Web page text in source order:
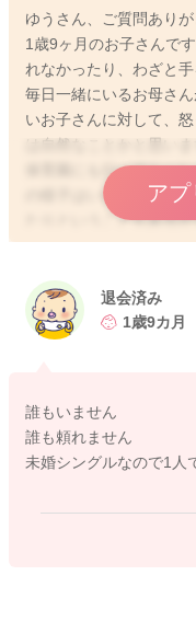
ゆうさん、ご質問ありが
1歳9ヶ月のお子さんで
れなかったり、わざと
毎日一緒にいるお母さ
いお子さんに対して、
は自然なことかと思いま
保育園にも行ってらっ
の様子はいかがでしょ
たりということもある
ご家族や友人、保育士
ア
退会済み
1歳9カ月
誰もいません
誰も頼れません
未婚シングルなので1人